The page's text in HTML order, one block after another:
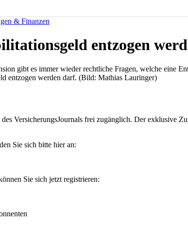
& Finanzen
entzogen
gibt es immer wieder rechtliche Fragen, welche eine
entzogen werden darf. (Bild: Mathias Lauringer)
VersicherungsJournals frei zugänglich. Der exklusive
Sie sich bitte hier an:
Sie sich jetzt registrieren: